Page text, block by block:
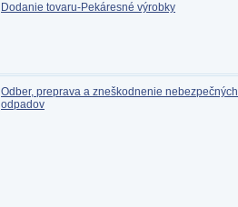
Dodanie tovaru-Pekáresné výrobky
Odber, preprava a zneškodnenie nebezpečných
odpadov